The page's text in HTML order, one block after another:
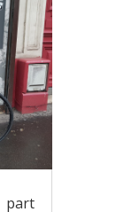
part